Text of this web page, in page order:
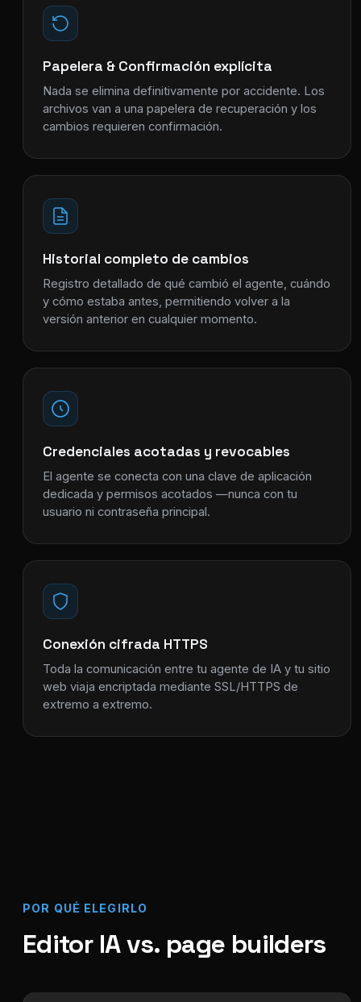
Papelera & Confirmación explícita
Nada se elimina definitivamente por accidente. Los
archivos van a una papelera de recuperación y los
cambios requieren confirmación.
Historial completo de cambios
Registro detallado de qué cambió el agente, cuándo
y cómo estaba antes, permitiendo volver a la
versión anterior en cualquier momento.
Credenciales acotadas y revocables
El agente se conecta con una clave de aplicación
dedicada y permisos acotados —nunca con tu
usuario ni contraseña principal.
Conexión cifrada HTTPS
Toda la comunicación entre tu agente de IA y tu sitio
web viaja encriptada mediante SSL/HTTPS de
extremo a extremo.
POR QUÉ ELEGIRLO
Editor IA vs. page builders